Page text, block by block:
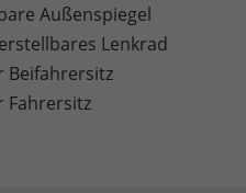
Außenspiegel
Lenkrad
Beifahrersitz
Fahrersitz